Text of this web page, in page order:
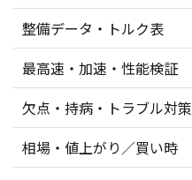
整備データ・トルク表
最高速・加速・性能検証
欠点・持病・トラブル対策
相場・値上がり／買い時